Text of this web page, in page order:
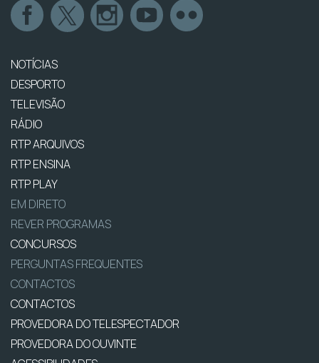
NOTÍCIAS
DESPORTO
TELEVISÃO
RÁDIO
RTP ARQUIVOS
RTP ENSINA
RTP PLAY
EM DIRETO
REVER PROGRAMAS
CONCURSOS
PERGUNTAS FREQUENTES
CONTACTOS
CONTACTOS
PROVEDORA DO TELESPECTADOR
PROVEDORA DO OUVINTE